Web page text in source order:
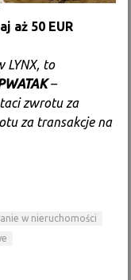
aż 50 EUR
LYNX, to
–
zwrotu za
za transakcje na
w nieruchomości